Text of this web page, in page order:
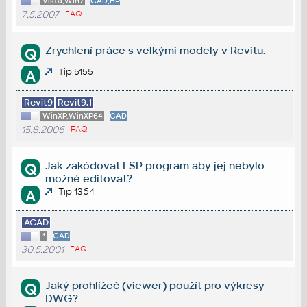
7.5.2007 FAQ
Q Zrychlení práce s velkými modely v Revitu.
A Tip 5155
Revit9 Revit9.1
WinXP,WinXP64 CAD
15.8.2006 FAQ
Q
Jak zakódovat LSP program aby jej nebylo
možné editovat?
A Tip 1364
ACAD
* CAD
30.5.2001 FAQ
Q
Jaký prohlížeč (viewer) použít pro výkresy
DWG?